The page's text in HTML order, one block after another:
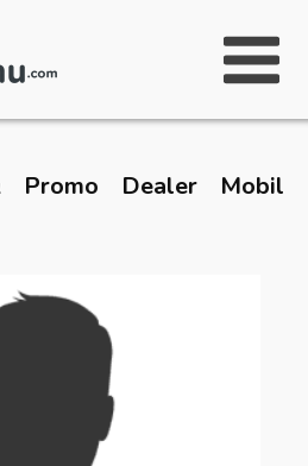
Promo Dealer Mobil